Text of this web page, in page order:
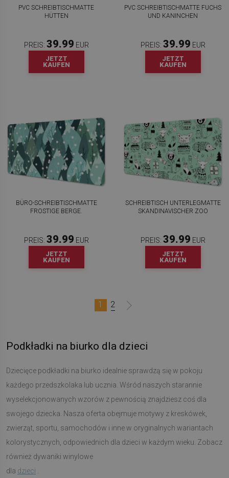
PVC SCHREIBTISCHMATTE
HÜTTEN
PREIS: 39.99 EUR
JETZT
KAUFEN
PVC SCHREIBTISCHMATTE FUCHS
UND KANINCHEN
PREIS: 39.99 EUR
JETZT
KAUFEN
BÜRO-SCHREIBTISCHMATTE
FROSTIGE BERGE.
PREIS: 39.99 EUR
JETZT
KAUFEN
SCHREIBTISCH UNTERLEGMATTE
SKANDINAVISCHER ZOO
PREIS: 39.99 EUR
JETZT
KAUFEN
1 2
Podkładki na biurko dla dzieci
Dziecięce podkładki na biurko idealnie sprawdzą się w pokoju
każdego przedszkolaka lub ucznia. Wśród naszych starannie
wyselekcjonowanych wzorów z pewnością znajdziesz coś dla
swojego dziecka. Nasza oferta obejmuje motywy z kreskówek,
zwierząt, sportu, samochodów i inne w oryginalnych wariantach
kolorystycznych, odpowiednich dla dzieci w każdym wieku. Zobacz
również dywaniki winylowe
dla dzieci